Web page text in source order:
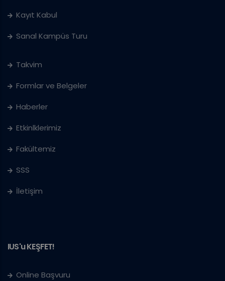
Kayıt Kabul
Sanal Kampüs Turu
Takvim
Formlar ve Belgeler
Haberler
Etkinlklerimiz
Fakültemiz
SSS
İletişim
IUS'u KEŞFET!
Online Başvuru